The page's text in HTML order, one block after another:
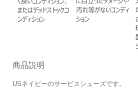
商品説明
USネイビーのサービスシューズです。